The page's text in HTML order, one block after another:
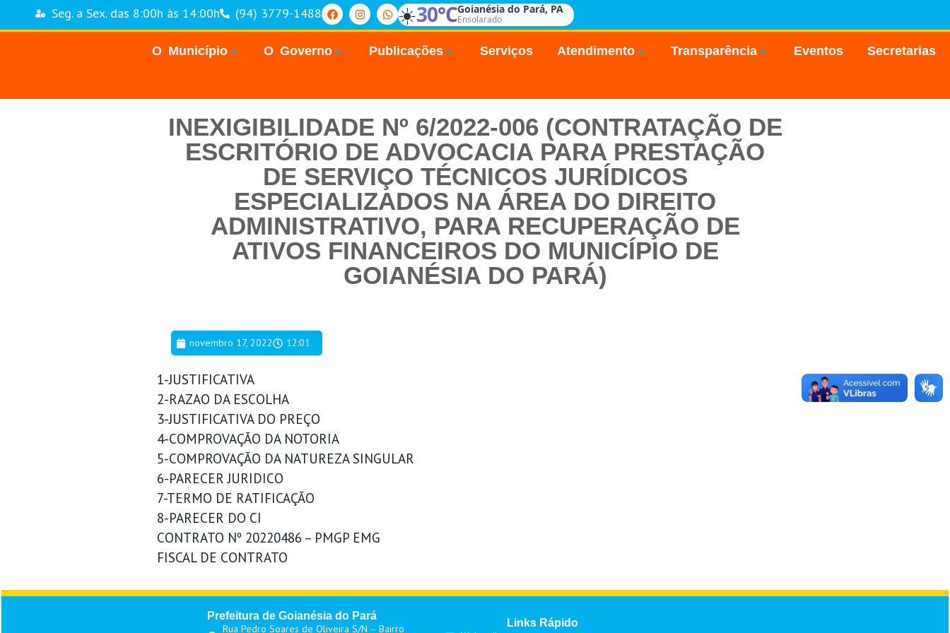
Seg. a Sex. das 8:00h às 14:00h (94) 3779-1488 ☀️30°CGoianésia do Pará, PA
Ensolarado
O Município O Governo Publicações Serviços Atendimento Transparência Eventos Secretarias
INEXIGIBILIDADE Nº 6/2022-006 (CONTRATAÇÃO DE
ESCRITÓRIO DE ADVOCACIA PARA PRESTAÇÃO
DE SERVIÇO TÉCNICOS JURÍDICOS
ESPECIALIZADOS NA ÁREA DO DIREITO
ADMINISTRATIVO, PARA RECUPERAÇÃO DE
ATIVOS FINANCEIROS DO MUNICÍPIO DE
GOIANÉSIA DO PARÁ)
novembro 17, 2022 12:01
1-JUSTIFICATIVA
2-RAZAO DA ESCOLHA
3-JUSTIFICATIVA DO PREÇO
4-COMPROVAÇÃO DA NOTORIA
5-COMPROVAÇÃO DA NATUREZA SINGULAR
6-PARECER JURIDICO
7-TERMO DE RATIFICAÇÃO
8-PARECER DO CI
CONTRATO Nº 20220486 – PMGP EMG
FISCAL DE CONTRATO
Prefeitura de Goianésia do Pará
Rua Pedro Soares de Oliveira S/N – Bairro Links Rápido